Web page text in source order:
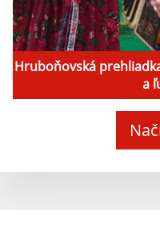
Hruboňovská
a